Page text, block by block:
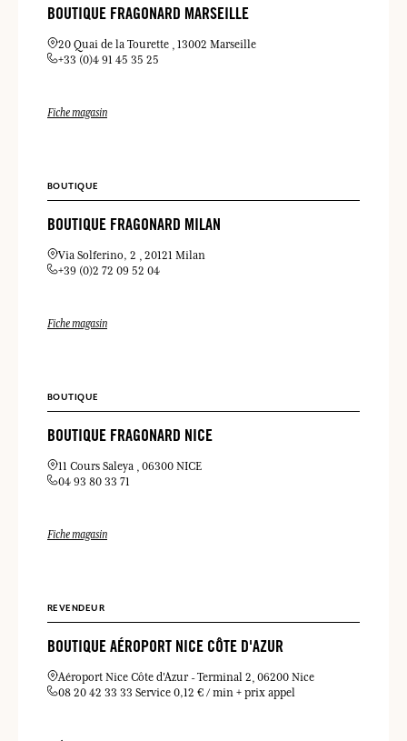
BOUTIQUE FRAGONARD MARSEILLE
20 Quai de la Tourette
13002 Marseille
+33 (0)4 91 45 35 25
Fiche magasin
BOUTIQUE
BOUTIQUE FRAGONARD MILAN
Via Solferino, 2
20121 Milan
+39 (0)2 72 09 52 04
Fiche magasin
BOUTIQUE
BOUTIQUE FRAGONARD NICE
11 Cours Saleya
06300 NICE
04 93 80 33 71
Fiche magasin
REVENDEUR
BOUTIQUE AÉROPORT NICE CÔTE D'AZUR
Aéroport Nice Côte d'Azur Terminal 2 06200 Nice
08 20 42 33 33 Service 0,12 € / min + prix appel